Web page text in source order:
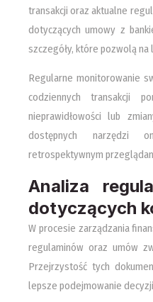
transakcji oraz aktualne
dotyczących umowy z
szczegóły, które pozwolą
Regularne monitorowanie
codziennych transakcji
nieprawidłowości lub
dostępnych narzędzi
retrospektywnym
Analiza
dotyczących
W procesie zarządzania
regulaminów oraz umów
Przejrzystość tych
lepsze podejmowanie